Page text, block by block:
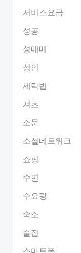
서비스요금
성공
성매매
성인
세탁법
셔츠
소문
소셜네트워크
쇼핑
수면
수요량
숙소
술집
스마트폰